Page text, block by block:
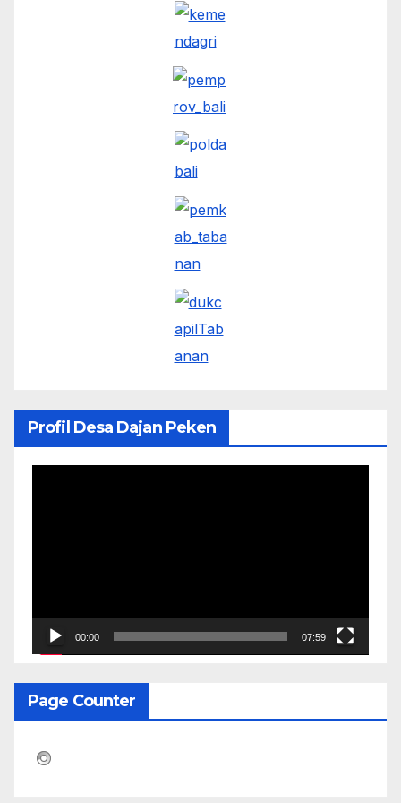
Profil Desa Dajan Peken
00:00 07:59
Page Counter